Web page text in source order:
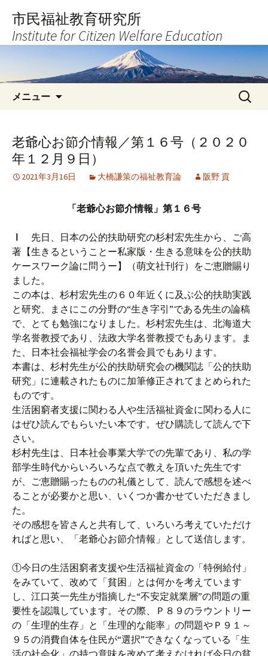
へ
キ
市民福祉教育研究所
Institute for Citizen Welfare Education
メニュー
検
索:
老爺心お節介情報／第１６号（２０２０
年１２月９日）
2021年3月16日 大橋謙策の福祉教育論 阪野 貢
「老爺心お節介情報」第１６号
Ⅰ 先日、日本の公的扶助研究の杉村宏先生から、ご高
著【生きるということー私家版・生きる意味を公的扶助
ケースワーク論に問うー】（萌文社刊行）をご恵贈賜り
ました。
この本は、杉村宏先生の６０年近くに及ぶ公的扶助実践
と研究、まさにこの分野の“生き字引”である先生の論稿
で、とても勉強になりました。杉村宏先生は、北海道大
学名誉教授であり、法政大学名誉教授でもあります。ま
た、日本社会福祉学会の名誉会員でもあります。
本書は、杉村先生が公的扶助研究会の機関誌「公的扶助
研究」に連載されたものに加筆修正されてまとめられた
ものです。
生活困窮者支援に関わる人や生活福祉資金に関わる人に
はぜひ読んでもらいたい本です。ぜひ購読して読んで下
さい。
杉村先生は、日本社会事業大学での先輩であり、私の学
部学生時代からいろいろな点で教えを頂いた先生です
が、ご恵贈賜ったものの礼儀として、読んで感想を述べ
ることが必要かと思い、いくつか書かせていただきまし
た。
その感想を皆さんと共有して、いろいろ考えていただけ
ればと思い、「老爺心お節介情報」として送信します。
①今日の生活困窮者支援や生活福祉資金の「特例給付」
をみていて、改めて「貧困」とは何かを考えています
し、江口英一先生が指摘した“不安定就業層”の問題の重
要性を認識しています。その際、Ｐ８９のラウントリー
の「生理的生存」と「生理的な能率」の問題やＰ９１～
９５の消費自体を住民が“選択”できなくなっている「生